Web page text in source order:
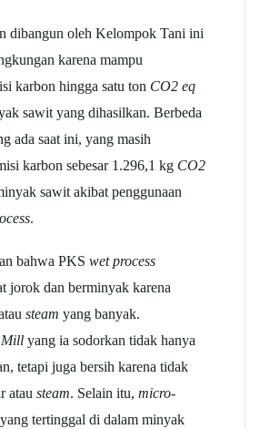
dibangun oleh Kelompok Tani ini
karena mampu
karbon hingga satu ton CO2 eq
sawit yang dihasilkan. Berbeda
ada saat ini, yang masih
karbon sebesar 1.296,1 kg CO2
sawit akibat penggunaan
.
bahwa PKS wet process
jorok dan berminyak karena
steam yang banyak.
yang ia sodorkan tidak hanya
tetapi juga bersih karena tidak
atau steam. Selain itu, micro-
tertinggal di dalam minyak